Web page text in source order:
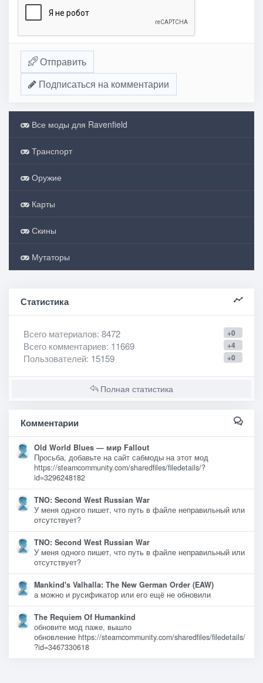
Отправить
Подписаться на комментарии
Все моды для Ravenfield
Транспорт
Оружие
Карты
Скины
Мутаторы
Статистика
+0
Всего материалов: 8472
+4
Всего комментариев: 11669
+0
Пользователей: 15159
Полная статистика
Комментарии
Old World Blues — мир Fallout
Просьба, добавьте на сайт сабмоды на этот мод
https://steamcommunity.com/sharedfiles/filedetails/?
id=3296248182
TNO: Second West Russian War
У меня одного пишет, что путь в файле неправильный или
отсутствует?
TNO: Second West Russian War
У меня одного пишет, что путь в файле неправильный или
отсутствует?
Mankind's Valhalla: The New German Order (EAW)
а можно и русификатор или его ещё не обновили
The Requiem Of Humankind
обновите мод паже, вышло
обновление https://steamcommunity.com/sharedfiles/filedetails/
?id=3467330618